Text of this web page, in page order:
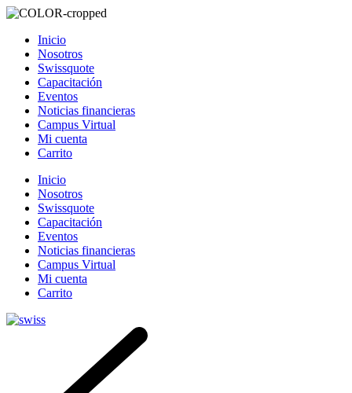
Inicio
Nosotros
Swissquote
Capacitación
Eventos
Noticias financieras
Campus Virtual
Mi cuenta
Carrito
Inicio
Nosotros
Swissquote
Capacitación
Eventos
Noticias financieras
Campus Virtual
Mi cuenta
Carrito